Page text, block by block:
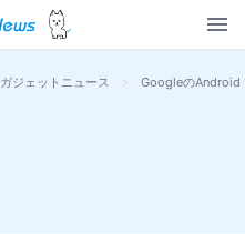
ガジェットニュース > GoogleのAndroid